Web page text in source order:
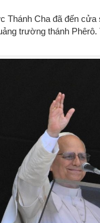
Thánh Cha đã đến
trường thánh